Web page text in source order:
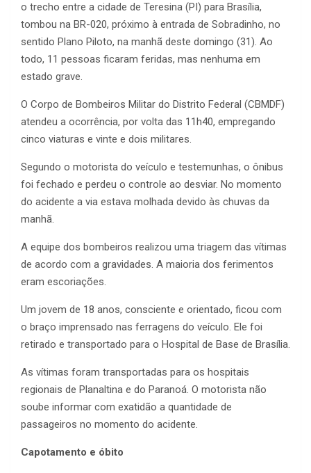
o trecho entre a cidade de Teresina (PI) para Brasília,
tombou na BR-020, próximo à entrada de Sobradinho, no
sentido Plano Piloto, na manhã deste domingo (31). Ao
todo, 11 pessoas ficaram feridas, mas nenhuma em
estado grave.
O Corpo de Bombeiros Militar do Distrito Federal (CBMDF)
atendeu a ocorrência, por volta das 11h40, empregando
cinco viaturas e vinte e dois militares.
Segundo o motorista do veículo e testemunhas, o ônibus
foi fechado e perdeu o controle ao desviar. No momento
do acidente a via estava molhada devido às chuvas da
manhã.
A equipe dos bombeiros realizou uma triagem das vítimas
de acordo com a gravidades. A maioria dos ferimentos
eram escoriações.
Um jovem de 18 anos, consciente e orientado, ficou com
o braço imprensado nas ferragens do veículo. Ele foi
retirado e transportado para o Hospital de Base de Brasília.
As vítimas foram transportadas para os hospitais
regionais de Planaltina e do Paranoá. O motorista não
soube informar com exatidão a quantidade de
passageiros no momento do acidente.
Capotamento e óbito